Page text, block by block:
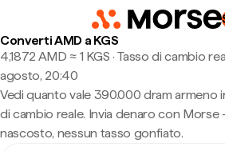
Converti AMD a KGS
4,1872 AMD ≈ 1 KGS · Tasso di cambio
agosto, 20:40
Vedi quanto vale 390.000 dram armeno
di cambio reale. Invia denaro con
nascosto, nessun tasso gonfiato.